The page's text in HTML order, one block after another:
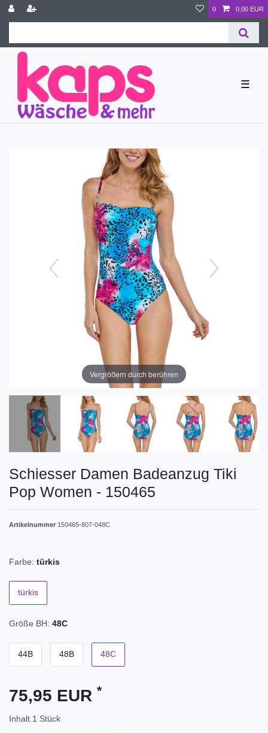
0 0,00 EUR
☰
Vergrößern durch berühren
Schiesser Damen Badeanzug Tiki
Pop Women - 150465
Artikelnummer 150465-807-048C
Farbe: türkis
türkis
Größe BH: 48C
44B 48B 48C
75,95 EUR *
Inhalt 1 Stück